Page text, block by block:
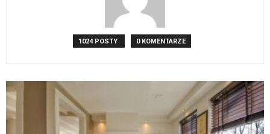
1024 POSTY 0 KOMENTARZE